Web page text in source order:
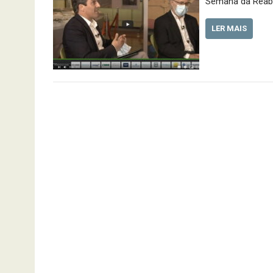
LER MAIS